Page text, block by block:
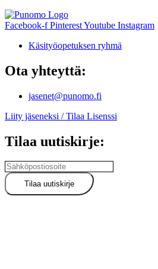
Facebook-f PinterestYoutube Instagram
Käsityöopetuksen ryhmä
Ota yhteyttä:
jasenet@punomo.fi
Liity jäseneksi / Tilaa Lisenssi
Tilaa uutiskirje: